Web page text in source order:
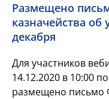
Размещено
казначейства об
декабря
Для участников
14.12.2020 в 10:00
размещено письмо